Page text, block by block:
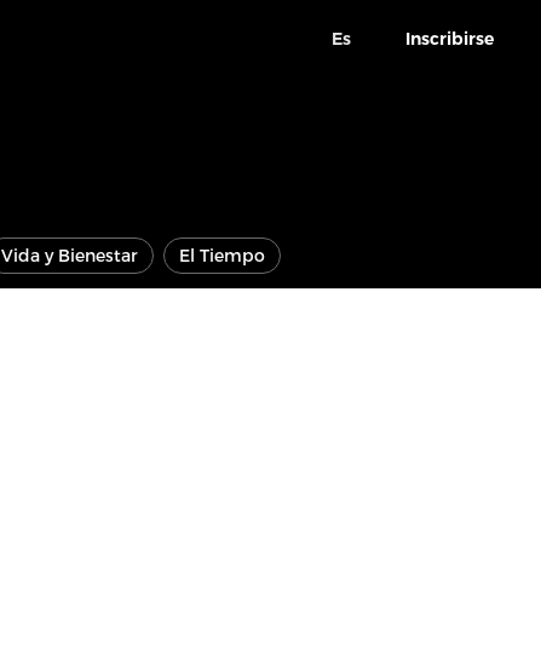
Es Inscribirse
Vida y Bienestar El Tiempo